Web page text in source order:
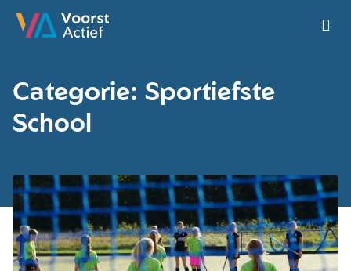
Ga naar de homepage van Voorst Actief
Categorie: Sportiefste
School